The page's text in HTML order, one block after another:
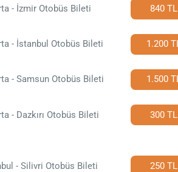
- İzmir Otobüs Bileti 840 TL
- İstanbul Otobüs Bileti 1.200
- Samsun Otobüs Bileti 1.500
- Dazkırı Otobüs Bileti 300 TL
- Silivri Otobüs Bileti 250 TL